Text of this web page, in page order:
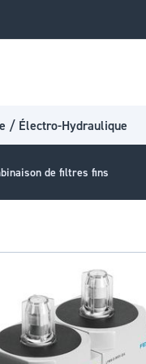
/ Électro-Hydraulique
de filtres fins